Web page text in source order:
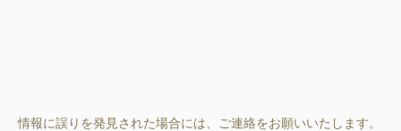
情報に誤りを発見された場合には、ご連絡をお願いいたします。